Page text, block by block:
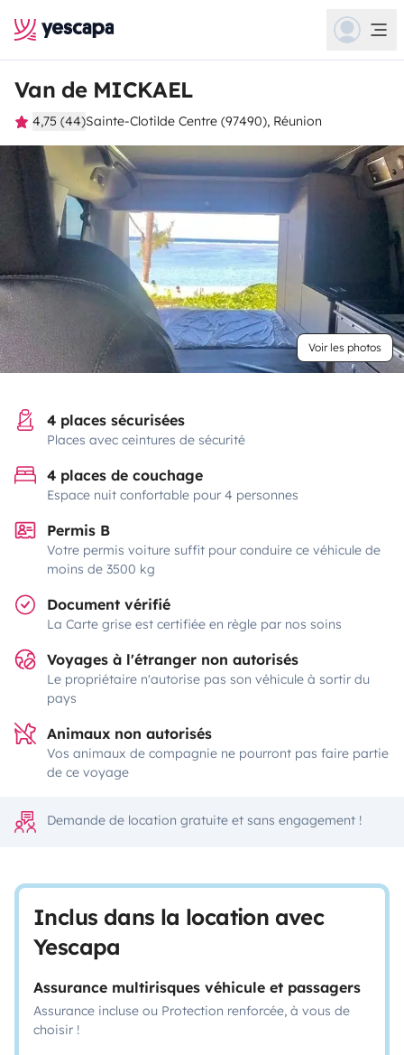
Van de MICKAEL
4,75 (44)Sainte-Clotilde Centre (97490), Réunion
Voir les photos
4 places sécurisées
Places avec ceintures de sécurité
4 places de couchage
Espace nuit confortable pour 4 personnes
Permis B
Votre permis voiture suffit pour conduire ce véhicule de
moins de 3500 kg
Document vérifié
La Carte grise est certifiée en règle par nos soins
Voyages à l'étranger non autorisés
Le propriétaire n'autorise pas son véhicule à sortir du
pays
Animaux non autorisés
Vos animaux de compagnie ne pourront pas faire partie
de ce voyage
Demande de location gratuite et sans engagement !
Inclus dans la location avec
Yescapa
Assurance multirisques véhicule et passagers
Assurance incluse ou Protection renforcée, à vous de
choisir !